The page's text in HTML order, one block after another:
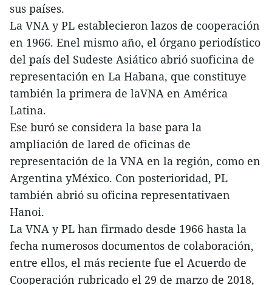
sus países.
La VNA y PL establecieron lazos de cooperación
en 1966. Enel mismo año, el órgano periodístico
del país del Sudeste Asiático abrió suoficina de
representación en La Habana, que constituye
también la primera de laVNA en América
Latina.
Ese buró se considera la base para la
ampliación de lared de oficinas de
representación de la VNA en la región, como en
Argentina yMéxico. Con posterioridad, PL
también abrió su oficina representativaen
Hanoi.
La VNA y PL han firmado desde 1966 hasta la
fecha numerosos documentos de colaboración,
entre ellos, el más reciente fue el Acuerdo de
Cooperación rubricado el 29 de marzo de 2018,